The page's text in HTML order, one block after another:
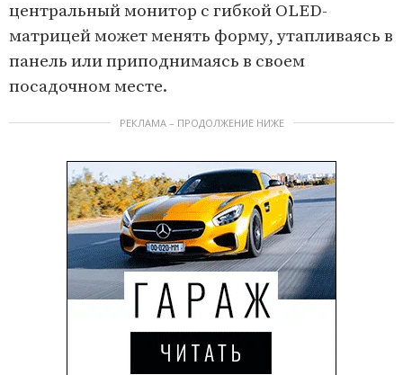
центральный монитор с гибкой OLED-
матрицей может менять форму, утапливаясь в
панель или приподнимаясь в своем
посадочном месте.
РЕКЛАМА – ПРОДОЛЖЕНИЕ НИЖЕ